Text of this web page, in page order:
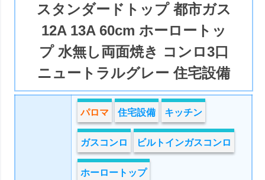
スタンダードトップ 都市ガス
12A 13A 60cm ホーロートッ
プ 水無し両面焼き コンロ3口
ニュートラルグレー 住宅設備
パロマ 住宅設備 キッチン
ガスコンロ ビルトインガスコンロ
ホーロートップ